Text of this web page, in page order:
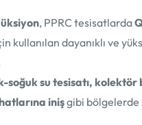
, PPRC tesisatlarda
kullanılan dayanıklı ve
soğuk su tesisatı, kolektör
inişgibi bölgelerde